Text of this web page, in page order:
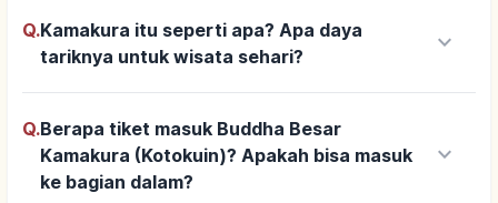
Q.Kamakura itu seperti apa? Apa daya
tariknya untuk wisata sehari?
keyboard_arrow_down
Q.Berapa tiket masuk Buddha Besar
Kamakura (Kotokuin)? Apakah bisa masuk
ke bagian dalam?
keyboard_arrow_down